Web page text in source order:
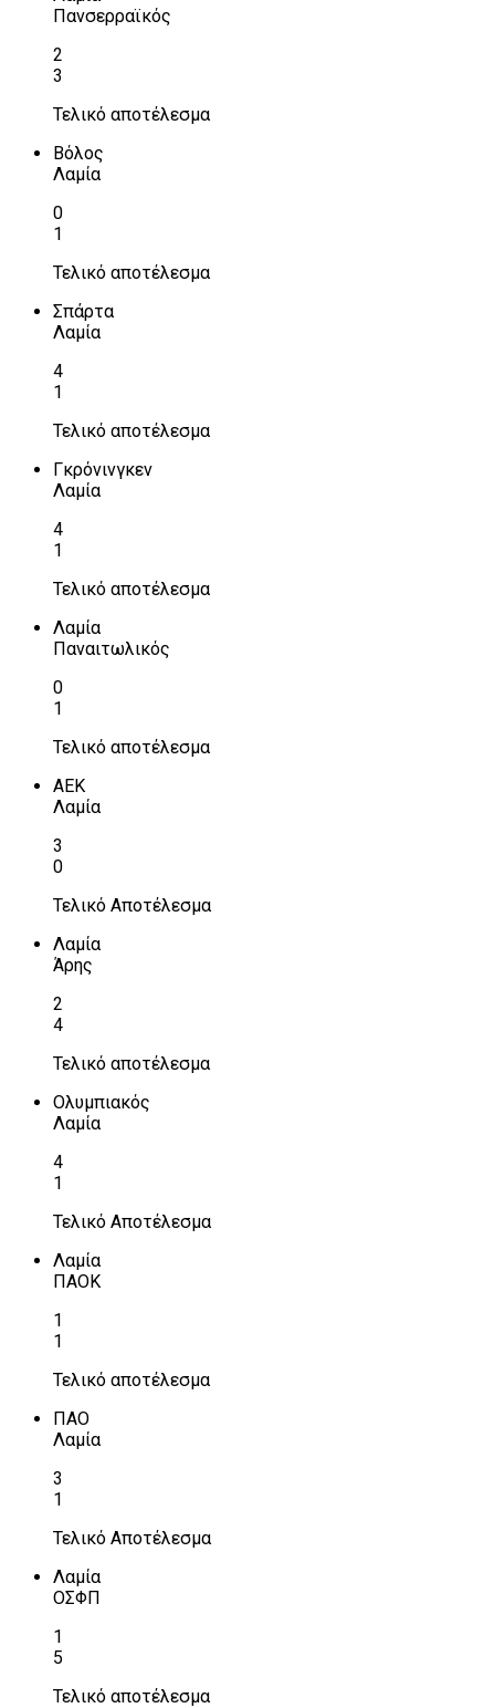
Πανσερραϊκός
2
3
Τελικό αποτέλεσμα
Βόλος
Λαμία
0
1
Τελικό αποτέλεσμα
Σπάρτα
Λαμία
4
1
Τελικό αποτέλεσμα
Γκρόνινγκεν
Λαμία
4
1
Τελικό αποτέλεσμα
Λαμία
Παναιτωλικός
0
1
Τελικό αποτέλεσμα
ΑΕΚ
Λαμία
3
0
Τελικό Αποτέλεσμα
Λαμία
Άρης
2
4
Τελικό αποτέλεσμα
Ολυμπιακός
Λαμία
4
1
Τελικό Αποτέλεσμα
Λαμία
ΠΑΟΚ
1
1
Τελικό αποτέλεσμα
ΠΑΟ
Λαμία
3
1
Τελικό Αποτέλεσμα
Λαμία
ΟΣΦΠ
1
5
Τελικό αποτέλεσμα